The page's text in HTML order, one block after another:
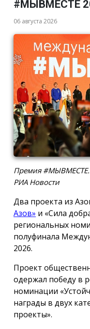
#МЫВМЕСТЕ
06 августа 2026
Премия
РИА Новости
Два проекта из
Азов» и «Сила
региональных
полуфинала
2026.
Проект
одержал победу в
номинации
награды в двух
проекты».